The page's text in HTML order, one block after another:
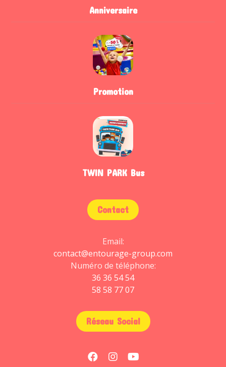
Anniversaire
Promotion
TWIN PARK Bus
Contact
Email:
contact@entourage-group.com
Numéro de téléphone:
36 36 54 54
58 58 77 07
Réseau Social